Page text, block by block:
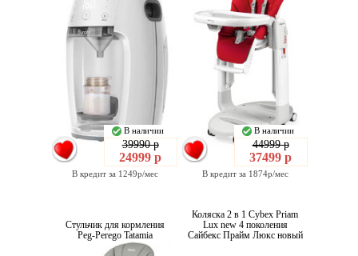
В наличии
39990 р
24999 р
В кредит за 1249р/мес
В наличии
44999 р
37499 р
В кредит за 1874р/мес
Стульчик для кормления
Peg-Perego Tatamia
Коляска 2 в 1 Cybex Priam
Lux new 4 поколения
Сайбекс Прайм Люкс новый